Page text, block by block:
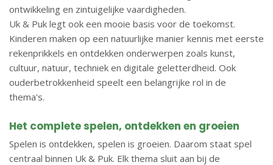
ontwikkeling en zintuigelijke vaardigheden.
Uk & Puk legt ook een mooie basis voor de toekomst.
Kinderen maken op een natuurlijke manier kennis met eerste
rekenprikkels en ontdekken onderwerpen zoals kunst,
cultuur, natuur, techniek en digitale geletterdheid. Ook
ouderbetrokkenheid speelt een belangrijke rol in de
thema's.
Het complete spelen, ontdekken en groeien
Spelen is ontdekken, spelen is groeien. Daarom staat spel
centraal binnen Uk & Puk. Elk thema sluit aan bij de